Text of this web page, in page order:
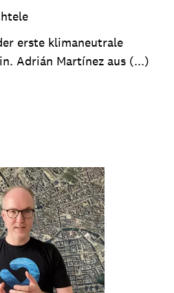
erste klimaneutrale
Adrián Martínez aus (...)